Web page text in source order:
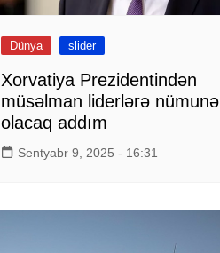
Dünya slider
Xorvatiya Prezidentindən
müsəlman liderlərə nümunə
olacaq addım
Sentyabr 9, 2025 - 16:31